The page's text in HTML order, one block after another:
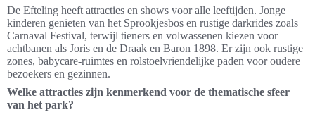
De Efteling heeft attracties en shows voor alle leeftijden. Jonge
kinderen genieten van het Sprookjesbos en rustige darkrides zoals
Carnaval Festival, terwijl tieners en volwassenen kiezen voor
achtbanen als Joris en de Draak en Baron 1898. Er zijn ook rustige
zones, babycare-ruimtes en rolstoelvriendelijke paden voor oudere
bezoekers en gezinnen.
Welke attracties zijn kenmerkend voor de thematische sfeer
van het park?